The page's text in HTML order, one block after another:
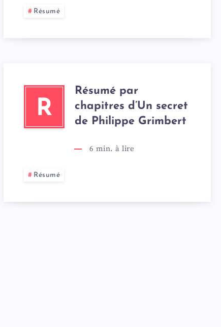
Résumé
R
Résumé par
chapitres d’Un secret
de Philippe Grimbert
6 min. à lire
Résumé